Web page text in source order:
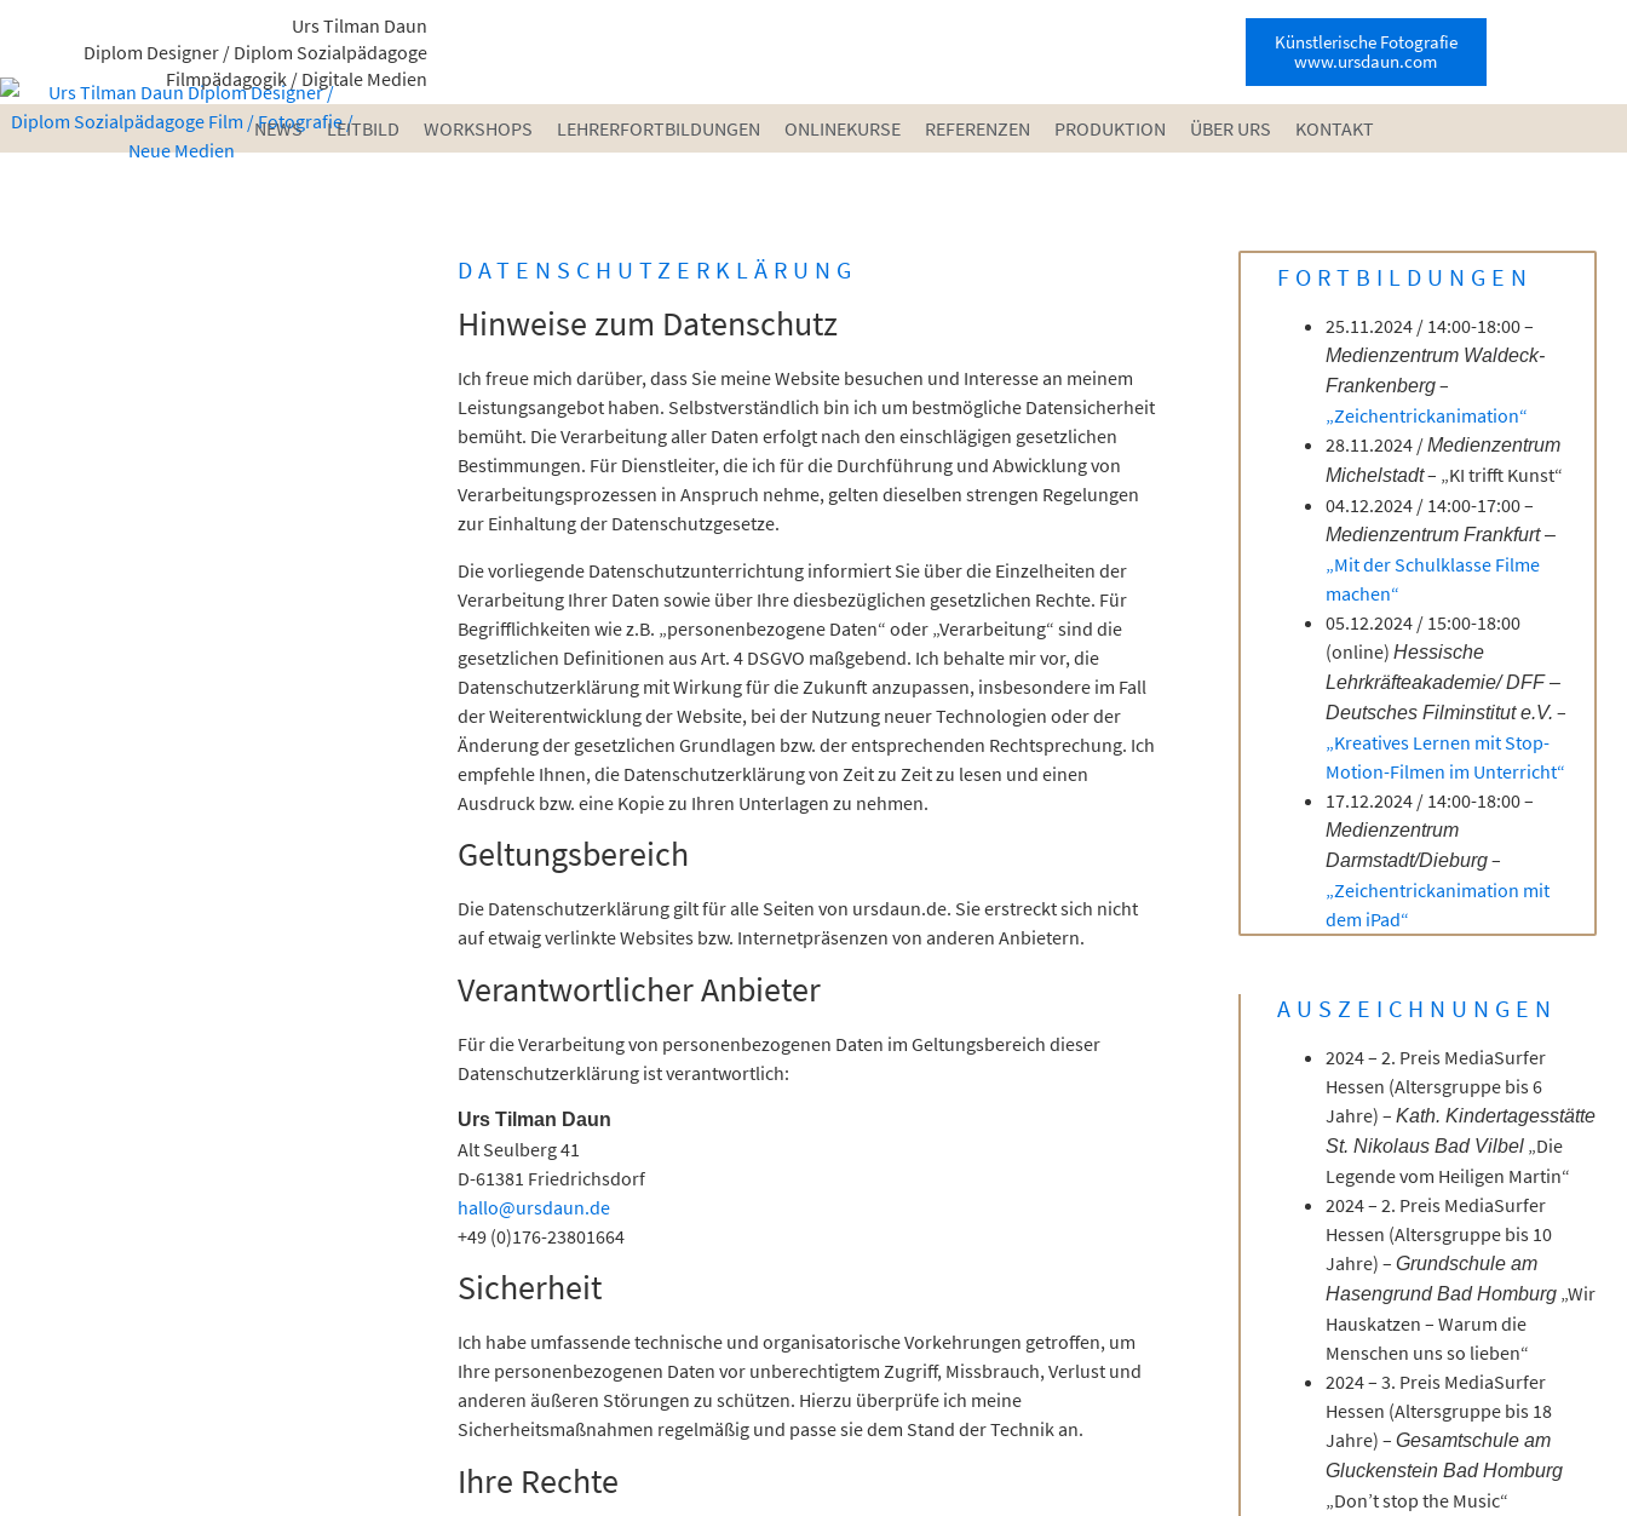
Urs Tilman Daun
Diplom Designer / Diplom Sozialpädagoge
Filmpädagogik / Digitale Medien
Künstlerische Fotografie
www.ursdaun.com
NEWS LEITBILD WORKSHOPS LEHRERFORTBILDUNGEN ONLINEKURSE REFERENZEN PRODUKTION ÜBER URS KONTAKT
DATENSCHUTZERKLÄRUNG
Hinweise zum Datenschutz
Ich freue mich darüber, dass Sie meine Website besuchen und Interesse an meinem
Leistungsangebot haben. Selbstverständlich bin ich um bestmögliche Datensicherheit
bemüht. Die Verarbeitung aller Daten erfolgt nach den einschlägigen gesetzlichen
Bestimmungen. Für Dienstleiter, die ich für die Durchführung und Abwicklung von
Verarbeitungsprozessen in Anspruch nehme, gelten dieselben strengen Regelungen
zur Einhaltung der Datenschutzgesetze.
Die vorliegende Datenschutzunterrichtung informiert Sie über die Einzelheiten der
Verarbeitung Ihrer Daten sowie über Ihre diesbezüglichen gesetzlichen Rechte. Für
Begrifflichkeiten wie z.B. „personenbezogene Daten“ oder „Verarbeitung“ sind die
gesetzlichen Definitionen aus Art. 4 DSGVO maßgebend. Ich behalte mir vor, die
Datenschutzerklärung mit Wirkung für die Zukunft anzupassen, insbesondere im Fall
der Weiterentwicklung der Website, bei der Nutzung neuer Technologien oder der
Änderung der gesetzlichen Grundlagen bzw. der entsprechenden Rechtsprechung. Ich
empfehle Ihnen, die Datenschutzerklärung von Zeit zu Zeit zu lesen und einen
Ausdruck bzw. eine Kopie zu Ihren Unterlagen zu nehmen.
Geltungsbereich
Die Datenschutzerklärung gilt für alle Seiten von ursdaun.de. Sie erstreckt sich nicht
auf etwaig verlinkte Websites bzw. Internetpräsenzen von anderen Anbietern.
Verantwortlicher Anbieter
Für die Verarbeitung von personenbezogenen Daten im Geltungsbereich dieser
Datenschutzerklärung ist verantwortlich:
Urs Tilman Daun
Alt Seulberg 41
D-61381 Friedrichsdorf
hallo@ursdaun.de
+49 (0)176-23801664
Sicherheit
Ich habe umfassende technische und organisatorische Vorkehrungen getroffen, um
Ihre personenbezogenen Daten vor unberechtigtem Zugriff, Missbrauch, Verlust und
anderen äußeren Störungen zu schützen. Hierzu überprüfe ich meine
Sicherheitsmaßnahmen regelmäßig und passe sie dem Stand der Technik an.
Ihre Rechte
FORTBILDUNGEN
25.11.2024 / 14:00-18:00 –
Medienzentrum Waldeck-
Frankenberg–
„Zeichentrickanimation“
28.11.2024 /Medienzentrum
Michelstadt– „KI trifft Kunst“
04.12.2024 / 14:00-17:00 –
Medienzentrum Frankfurt –
„Mit der Schulklasse Filme
machen“
05.12.2024 / 15:00-18:00
(online)Hessische
Lehrkräfteakademie/ DFF –
Deutsches Filminstitut e.V. –
„Kreatives Lernen mit Stop-
Motion-Filmen im Unterricht“
17.12.2024 / 14:00-18:00 –
Medienzentrum
Darmstadt/Dieburg–
„Zeichentrickanimation mit
dem iPad“
AUSZEICHNUNGEN
2024 – 2. Preis MediaSurfer
Hessen (Altersgruppe bis 6
Jahre) –Kath. Kindertagesstätte
St. Nikolaus Bad Vilbel „Die
Legende vom Heiligen Martin“
2024 – 2. Preis MediaSurfer
Hessen (Altersgruppe bis 10
Jahre) –Grundschule am
Hasengrund Bad Homburg „Wir
Hauskatzen – Warum die
Menschen uns so lieben“
2024 – 3. Preis MediaSurfer
Hessen (Altersgruppe bis 18
Jahre) –Gesamtschule am
Gluckenstein Bad Homburg
„Don’t stop the Music“